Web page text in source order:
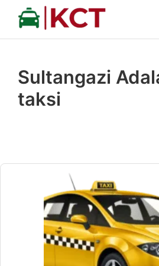
İçeriğe
Sultangazi
taksi